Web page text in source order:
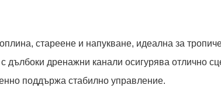
стареене и напукване, идеална за
дълбоки дренажни канали осигурява отлично
поддържа стабилно управление.